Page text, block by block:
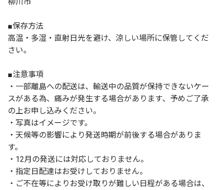
■保存方法
高温・多湿・直射日光を避け、涼しい場所に保管してくだ
さい。
■注意事項
・一部離島への配送は、輸送中の品質が保持できないケー
スがある為、痛みが発生する場合があります、予めご了承
の上お申し込みください。
・写真はイメージです。
・天候等の影響により発送時期が前後する場合がありま
す。
・12月の発送には対応しておりません。
・指定日配達はお受けしておりません。
・ご不在等によりお受け取りが難しい日程がある場合は、